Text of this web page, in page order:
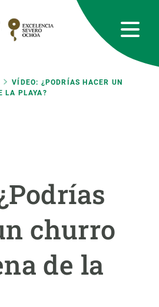
VÍDEO: ¿PODRÍAS HACER UN
LA PLAYA?
churro
de la